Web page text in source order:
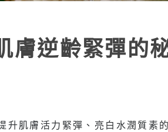
膚逆齡緊彈的
升肌膚活力緊彈、亮白水潤質素